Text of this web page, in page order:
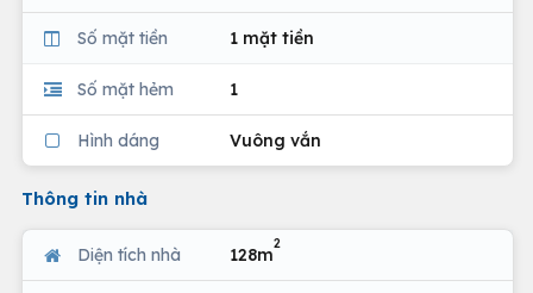
Số mặt tiền 1 mặt tiền
Số mặt hẻm 1
Hình dáng Vuông vắn
Thông tin nhà
Diện tích nhà 128m
2